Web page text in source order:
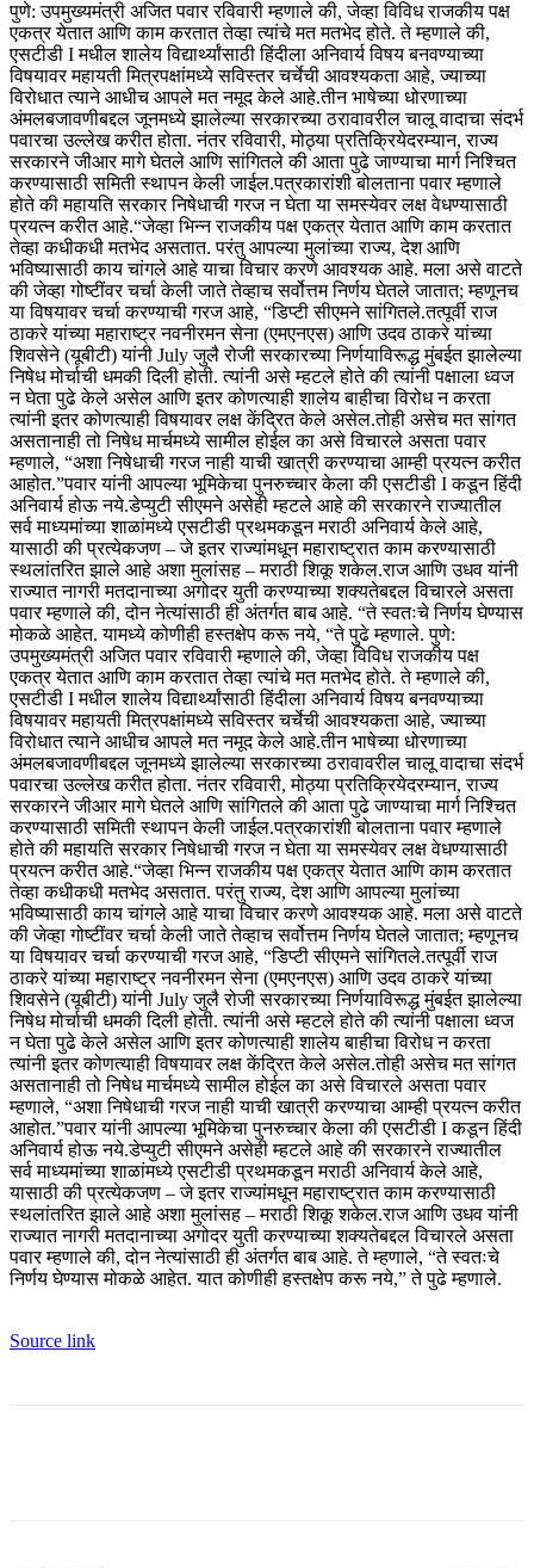
पुणे: उपमुख्यमंत्री अजित पवार रविवारी म्हणाले की, जेव्हा विविध राजकीय पक्ष
एकत्र येतात आणि काम करतात तेव्हा त्यांचे मत मतभेद होते. ते म्हणाले की,
एसटीडी I मधील शालेय विद्यार्थ्यांसाठी हिंदीला अनिवार्य विषय बनवण्याच्या
विषयावर महायती मित्रपक्षांमध्ये सविस्तर चर्चेची आवश्यकता आहे, ज्याच्या
विरोधात त्याने आधीच आपले मत नमूद केले आहे.तीन भाषेच्या धोरणाच्या
अंमलबजावणीबद्दल जूनमध्ये झालेल्या सरकारच्या ठरावावरील चालू वादाचा संदर्भ
पवारचा उल्लेख करीत होता. नंतर रविवारी, मोठ्या प्रतिक्रियेदरम्यान, राज्य
सरकारने जीआर मागे घेतले आणि सांगितले की आता पुढे जाण्याचा मार्ग निश्चित
करण्यासाठी समिती स्थापन केली जाईल.पत्रकारांशी बोलताना पवार म्हणाले
होते की महायति सरकार निषेधाची गरज न घेता या समस्येवर लक्ष वेधण्यासाठी
प्रयत्न करीत आहे.“जेव्हा भिन्न राजकीय पक्ष एकत्र येतात आणि काम करतात
तेव्हा कधीकधी मतभेद असतात.परंतु आपल्या मुलांच्या राज्य, देश आणि
भविष्यासाठी काय चांगले आहे याचा विचार करणे आवश्यक आहे. मला असे वाटते
की जेव्हा गोष्टींवर चर्चा केली जाते तेव्हाच सर्वोत्तम निर्णय घेतले जातात; म्हणूनच
या विषयावर चर्चा करण्याची गरज आहे, “डिप्टी सीएमने सांगितले.तत्पूर्वी राज
ठाकरे यांच्या महाराष्ट्र नवनीरमन सेना (एमएनएस) आणि उदव ठाकरे यांच्या
शिवसेने (यूबीटी) यांनी July जुलै रोजी सरकारच्या निर्णयाविरूद्ध मुंबईत झालेल्या
निषेध मोर्चाची धमकी दिली होती. त्यांनी असे म्हटले होते की त्यांनी पक्षाला ध्वज
न घेता पुढे केले असेल आणि इतर कोणत्याही शालेय बाहीचा विरोध न करता
त्यांनी इतर कोणत्याही विषयावर लक्ष केंद्रित केले असेल.तोही असेच मत सांगत
असतानाही तो निषेध मार्चमध्ये सामील होईल का असे विचारले असता पवार
म्हणाले, “अशा निषेधाची गरज नाही याची खात्री करण्याचा आम्ही प्रयत्न करीत
आहोत.”पवार यांनी आपल्या भूमिकेचा पुनरुच्चार केला की एसटीडी I कडून हिंदी
अनिवार्य होऊ नये.डेप्युटी सीएमने असेही म्हटले आहे की सरकारने राज्यातील
सर्व माध्यमांच्या शाळांमध्ये एसटीडी प्रथमकडून मराठी अनिवार्य केले आहे,
यासाठी की प्रत्येकजण – जे इतर राज्यांमधून महाराष्ट्रात काम करण्यासाठी
स्थलांतरित झाले आहे अशा मुलांसह – मराठी शिकू शकेल.राज आणि उधव यांनी
राज्यात नागरी मतदानाच्या अगोदर युती करण्याच्या शक्यतेबद्दल विचारले असता
पवार म्हणाले की, दोन नेत्यांसाठी ही अंतर्गत बाब आहे. “ते स्वतःचे निर्णय घेण्यास
मोकळे आहेत.यामध्ये कोणीही हस्तक्षेप करू नये, “ते पुढे म्हणाले.पुणे:
उपमुख्यमंत्री अजित पवार रविवारी म्हणाले की, जेव्हा विविध राजकीय पक्ष
एकत्र येतात आणि काम करतात तेव्हा त्यांचे मत मतभेद होते. ते म्हणाले की,
एसटीडी I मधील शालेय विद्यार्थ्यांसाठी हिंदीला अनिवार्य विषय बनवण्याच्या
विषयावर महायती मित्रपक्षांमध्ये सविस्तर चर्चेची आवश्यकता आहे, ज्याच्या
विरोधात त्याने आधीच आपले मत नमूद केले आहे.तीन भाषेच्या धोरणाच्या
अंमलबजावणीबद्दल जूनमध्ये झालेल्या सरकारच्या ठरावावरील चालू वादाचा संदर्भ
पवारचा उल्लेख करीत होता.नंतर रविवारी, मोठ्या प्रतिक्रियेदरम्यान, राज्य
सरकारने जीआर मागे घेतले आणि सांगितले की आता पुढे जाण्याचा मार्ग निश्चित
करण्यासाठी समिती स्थापन केली जाईल.पत्रकारांशी बोलताना पवार म्हणाले
होते की महायति सरकार निषेधाची गरज न घेता या समस्येवर लक्ष वेधण्यासाठी
प्रयत्न करीत आहे.“जेव्हा भिन्न राजकीय पक्ष एकत्र येतात आणि काम करतात
तेव्हा कधीकधी मतभेद असतात. परंतु राज्य, देश आणि आपल्या मुलांच्या
भविष्यासाठी काय चांगले आहे याचा विचार करणे आवश्यक आहे.मला असे वाटते
की जेव्हा गोष्टींवर चर्चा केली जाते तेव्हाच सर्वोत्तम निर्णय घेतले जातात; म्हणूनच
या विषयावर चर्चा करण्याची गरज आहे, “डिप्टी सीएमने सांगितले.तत्पूर्वी राज
ठाकरे यांच्या महाराष्ट्र नवनीरमन सेना (एमएनएस) आणि उदव ठाकरे यांच्या
शिवसेने (यूबीटी) यांनी July जुलै रोजी सरकारच्या निर्णयाविरूद्ध मुंबईत झालेल्या
निषेध मोर्चाची धमकी दिली होती. त्यांनी असे म्हटले होते की त्यांनी पक्षाला ध्वज
न घेता पुढे केले असेल आणि इतर कोणत्याही शालेय बाहीचा विरोध न करता
त्यांनी इतर कोणत्याही विषयावर लक्ष केंद्रित केले असेल.तोही असेच मत सांगत
असतानाही तो निषेध मार्चमध्ये सामील होईल का असे विचारले असता पवार
म्हणाले, “अशा निषेधाची गरज नाही याची खात्री करण्याचा आम्ही प्रयत्न करीत
आहोत.”पवार यांनी आपल्या भूमिकेचा पुनरुच्चार केला की एसटीडी I कडून हिंदी
अनिवार्य होऊ नये.डेप्युटी सीएमने असेही म्हटले आहे की सरकारने राज्यातील
सर्व माध्यमांच्या शाळांमध्ये एसटीडी प्रथमकडून मराठी अनिवार्य केले आहे,
यासाठी की प्रत्येकजण – जे इतर राज्यांमधून महाराष्ट्रात काम करण्यासाठी
स्थलांतरित झाले आहे अशा मुलांसह – मराठी शिकू शकेल.राज आणि उधव यांनी
राज्यात नागरी मतदानाच्या अगोदर युती करण्याच्या शक्यतेबद्दल विचारले असता
पवार म्हणाले की, दोन नेत्यांसाठी ही अंतर्गत बाब आहे. ते म्हणाले, “ते स्वतःचे
निर्णय घेण्यास मोकळे आहेत. यात कोणीही हस्तक्षेप करू नये,” ते पुढे म्हणाले.
Source link